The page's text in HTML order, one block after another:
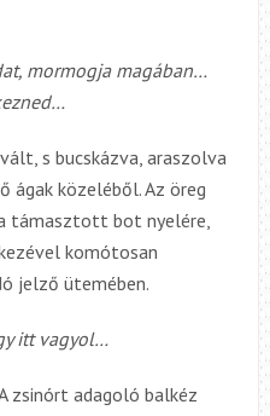
mormogja magában…
s bucskázva, araszolva
ágak közeléből. Az öreg
támasztott bot nyelére,
komótosan
jelző ütemében.
itt vagyol…
zsinórt adagoló balkéz